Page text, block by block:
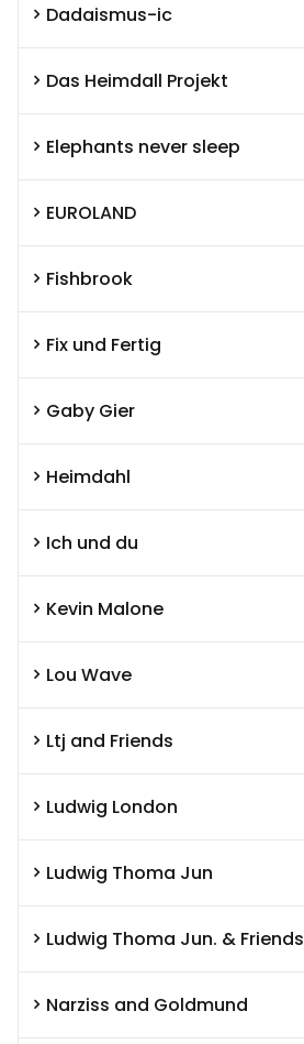
Dadaismus-ic
Das Heimdall Projekt
Elephants never sleep
EUROLAND
Fishbrook
Fix und Fertig
Gaby Gier
Heimdahl
Ich und du
Kevin Malone
Lou Wave
Ltj and Friends
Ludwig London
Ludwig Thoma Jun
Ludwig Thoma Jun. & Friends
Narziss and Goldmund